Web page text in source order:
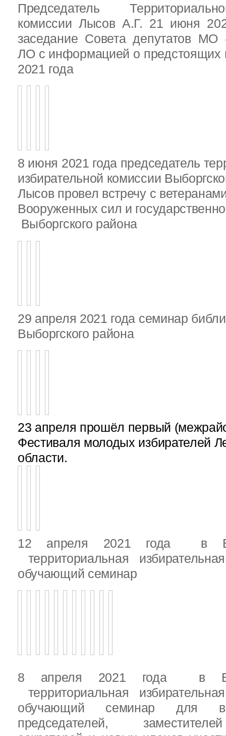
Председатель
комиссии Лысов А.Г. 21 июня
заседание Совета депутатов МО
ЛО с информацией о предстоящих
2021 года
8 июня 2021 года председатель
избирательной комиссии
Лысов провел встречу с
Вооруженных сил и
Выборгского района
29 апреля 2021 года семинар
Выборгского района
23 апреля прошёл первый
Фестиваля молодых избирателей
области.
12 апреля 2021 года в
территориальная
обучающий семинар
8 апреля 2021 года в
территориальная
обучающий семинар для
председателей,